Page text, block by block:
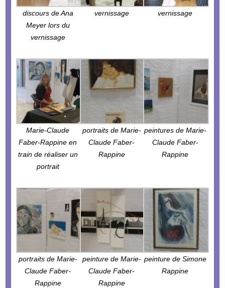
discours de Ana
Meyer lors du
vernissage
vernissage vernissage
Marie-Claude
Faber-Rappine en
train de réaliser un
portrait
portraits de Marie-
Claude Faber-
Rappine
peintures de Marie-
Claude Faber-
Rappine
portraits de Marie-
Claude Faber-
Rappine
peinture de Marie-
Claude Faber-
Rappine
peinture de Simone
Rappine